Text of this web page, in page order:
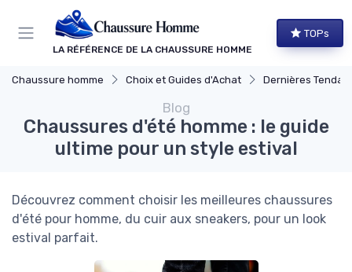
LA RÉFÉRENCE DE LA CHAUSSURE HOMME
TOPs
Chaussure homme Choix et Guides d'Achat Dernières
Blog
Chaussures d'été homme : le guide
ultime pour un style estival
Découvrez comment choisir les meilleures chaussures
d'été pour homme, du cuir aux sneakers, pour un look
estival parfait.
Panneau de gestion des cookies